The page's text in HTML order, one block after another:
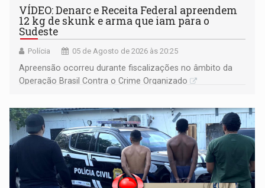
VÍDEO: Denarc e Receita Federal apreendem
12 kg de skunk e arma que iam para o
Sudeste
Polícia 05 de Agosto de 2026 às 20:25
Apreensão ocorreu durante fiscalizações no âmbito da
Operação Brasil Contra o Crime Organizado